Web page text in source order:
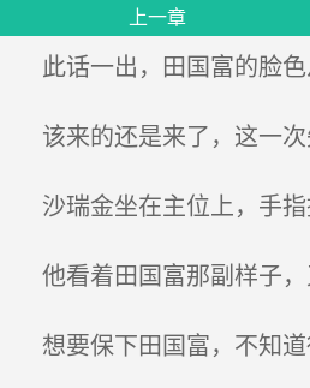
上一章
此话一出，田国富的脸色
该来的还是来了，这一
沙瑞金坐在主位上，手指
他看着田国富那副样子
想要保下田国富，不知道